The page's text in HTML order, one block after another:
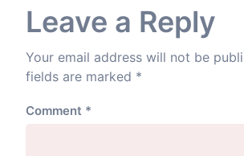
Leave a Reply
Your email address will not be
fields are marked *
Comment *